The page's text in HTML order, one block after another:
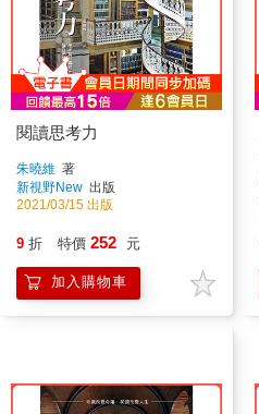
閱讀思考力
朱曉維 著
新視野New 出版
2021/03/15 出版
9 折 特價 252 元
加入購物車